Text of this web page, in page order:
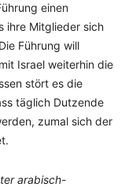
einen
ihre Mitglieder sich
Führung will
Israel weiterhin die
stört es die
täglich Dutzende
zumal sich der
arabisch-